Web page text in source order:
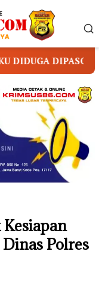
KAMBOJA
Polres